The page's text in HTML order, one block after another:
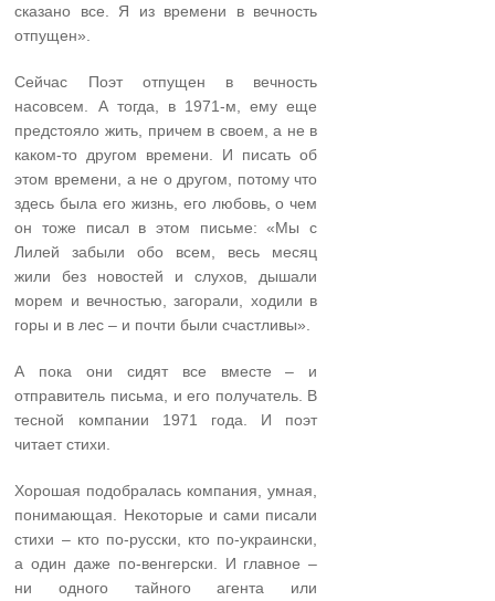
сказано все. Я из времени в вечность
отпущен».
Сейчас Поэт отпущен в вечность
насовсем. А тогда, в 1971-м, ему еще
предстояло жить, причем в своем, а не в
каком-то другом времени. И писать об
этом времени, а не о другом, потому что
здесь была его жизнь, его любовь, о чем
он тоже писал в этом письме: «Мы с
Лилей забыли обо всем, весь месяц
жили без новостей и слу­хов, дышали
морем и вечностью, загорали, ходили в
горы и в лес­ – и почти были счастливы».
А пока они сидят все вместе – и
отправитель письма, и его получатель. В
тесной компании 1971 года. И поэт
читает стихи.
Хорошая подобралась компания, умная,
понимающая. Некоторые и сами писали
стихи – кто по-русски, кто по-украински,
а один даже по-венгерски. И главное –
ни одного тайного агента или